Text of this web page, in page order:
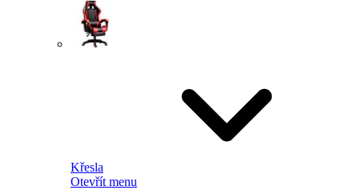
Křesla
Otevřít menu